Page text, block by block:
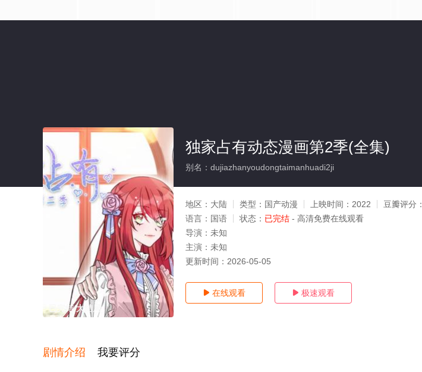
已完结/大结局
独家占有动态漫画第2季(全集)
别名：dujiazhanyoudongtaimanhuadi2ji
地区： 大陆 类型： 国产动漫 上映时间： 2022 豆瓣评分：
语言： 国语 状态： 已完结 - 高清免费在线观看
导演： 未知
主演： 未知
更新时间： 2026-05-05
 在线观看  极速观看
剧情介绍 我要评分